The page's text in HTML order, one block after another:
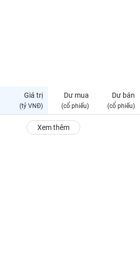
Giá trị
(tỷ VNĐ)
Dư mua
(cổ phiếu)
Dư bán
(cổ phiếu)
Xem thêm